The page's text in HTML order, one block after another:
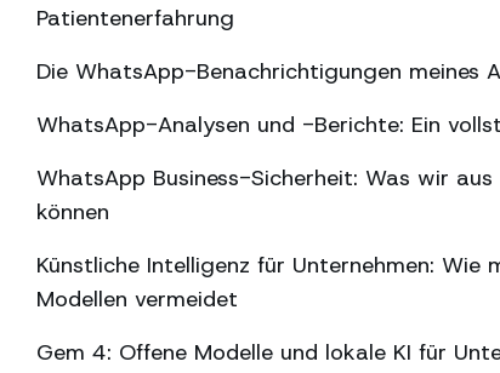
Patientenerfahrung
Die WhatsApp-Benachrichtigungen meines
WhatsApp-Analysen und -Berichte: Ein
WhatsApp Business-Sicherheit: Was wir
können
Künstliche Intelligenz für Unternehmen: Wie
Modellen vermeidet
Gem 4: Offene Modelle und lokale KI für